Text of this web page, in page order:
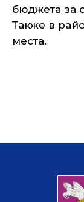
бюджета за
Также в
места.